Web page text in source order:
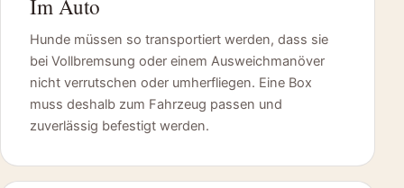
Im Auto
Hunde müssen so transportiert werden, dass sie
bei Vollbremsung oder einem Ausweichmanöver
nicht verrutschen oder umherfliegen. Eine Box
muss deshalb zum Fahrzeug passen und
zuverlässig befestigt werden.